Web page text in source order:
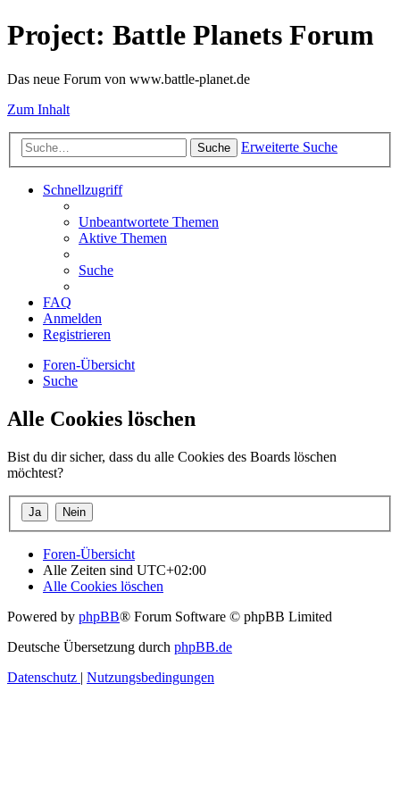
Project: Battle Planets Forum
Das neue Forum von www.battle-planet.de
Zum Inhalt
Suche Erweiterte Suche
Schnellzugriff
Unbeantwortete Themen
Aktive Themen
Suche
FAQ
Anmelden
Registrieren
Foren-Übersicht
Suche
Alle Cookies löschen
Bist du dir sicher, dass du alle Cookies des Boards löschen
möchtest?
Foren-Übersicht
Alle Zeiten sind UTC+02:00
Alle Cookies löschen
Powered by phpBB® Forum Software © phpBB Limited
Deutsche Übersetzung durch phpBB.de
Datenschutz | Nutzungsbedingungen